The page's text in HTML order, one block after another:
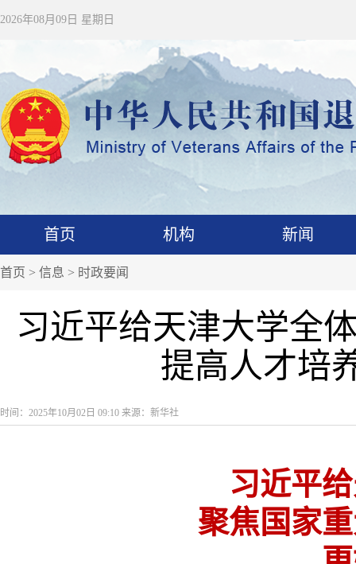
2026年08月09日 星期日
首页 机构 新闻
首页 > 信息 > 时政要闻
习近平给天津大学全
提高人才培
时间：2025年10月02日 09:10 来源：新华社
习近平
聚焦国家